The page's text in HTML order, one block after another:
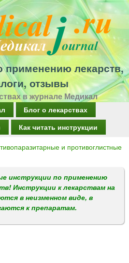
применению лекарств,
отзывы
в журнале Медикал
Блог о лекарствах
Как читать инструкции
и противоглистные
инструкции по применению
Инструкции к лекарствам на
в неизменном виде, в
к препаратам.